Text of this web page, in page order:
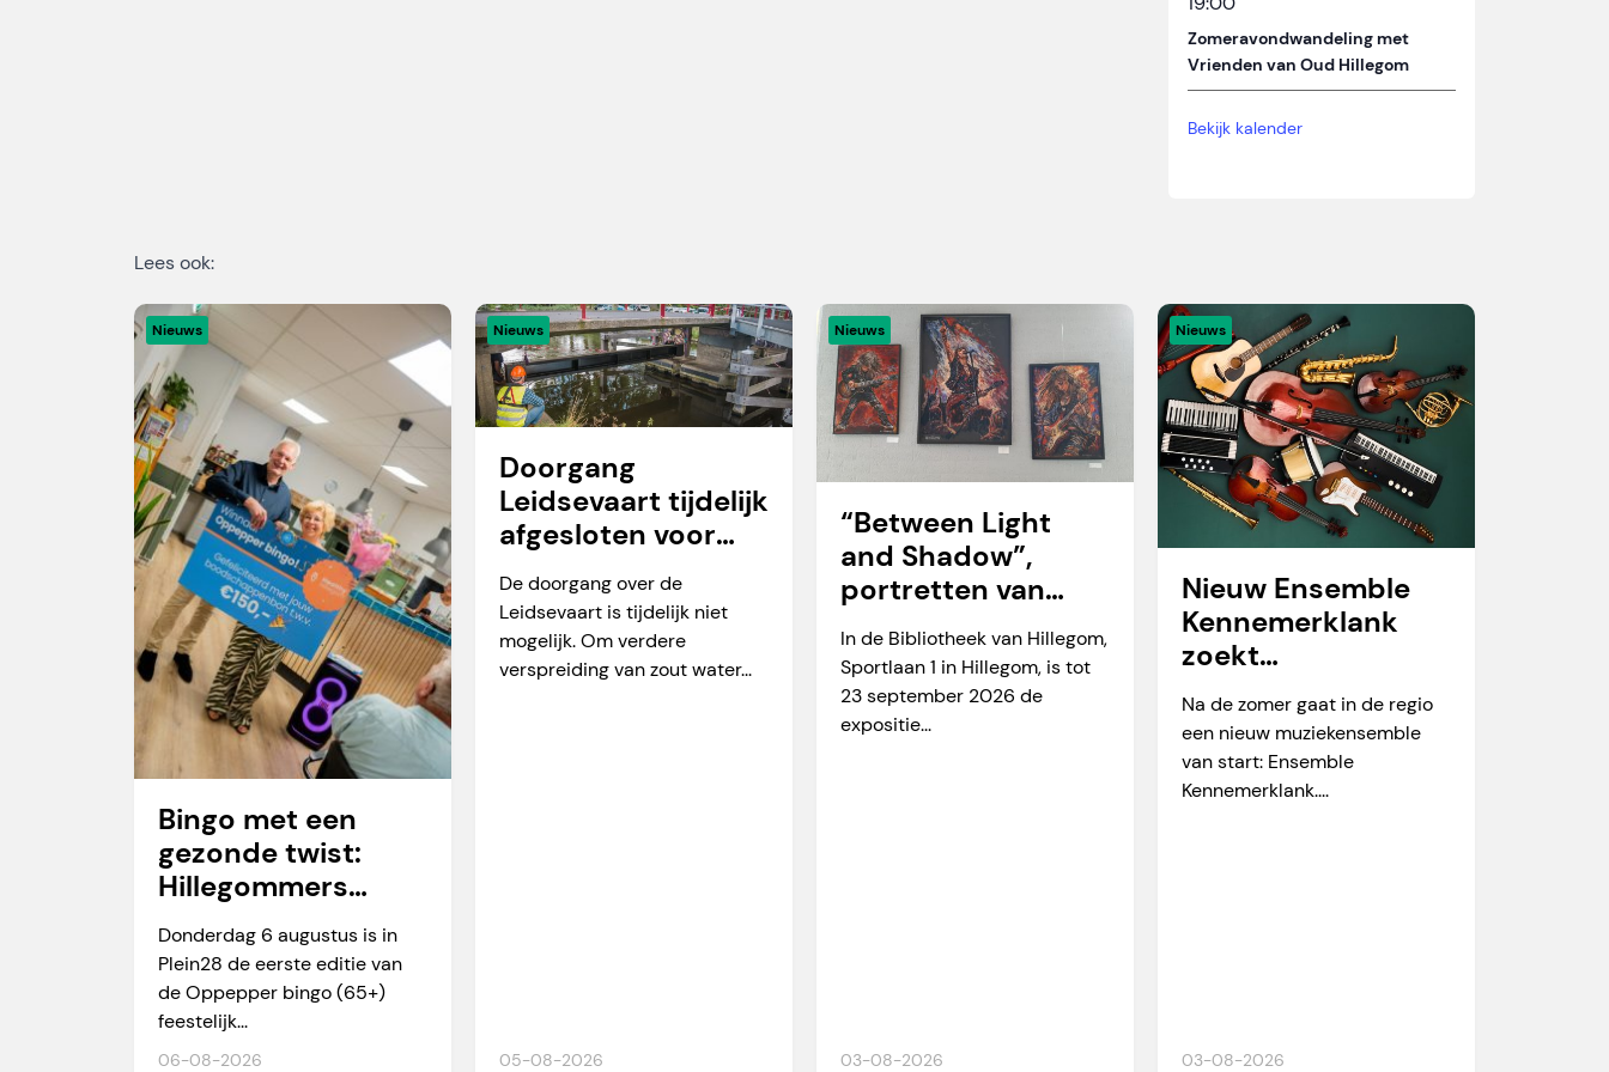
Zomeravondwandeling met
Vrienden van Oud Hillegom
Bekijk kalender
Lees ook:
Nieuws
06-08-2026
Bingo met een
gezonde twist:
Hillegommers
winnen meer dan
alleen een prijs
Donderdag 6 augustus is in
Plein28 de eerste editie van
de Oppepper bingo (65+)
feestelijk...
Nieuws
05-08-2026
Doorgang
Leidsevaart tijdelijk
afgesloten voor
vaarverkeer
De doorgang over de
Leidsevaart is tijdelijk niet
mogelijk. Om verdere
verspreiding van zout water...
Nieuws
03-08-2026
“Between Light
and Shadow”,
portretten van
Martien Okkerse
In de Bibliotheek van Hillegom,
Sportlaan 1 in Hillegom, is tot
23 september 2026 de
expositie...
Nieuws
03-08-2026
Nieuw Ensemble
Kennemerklank
zoekt
amateurmuzikante
n
Na de zomer gaat in de regio
een nieuw muziekensemble
van start: Ensemble
Kennemerklank....